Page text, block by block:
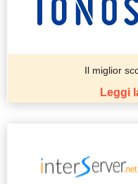
Il miglior
Leggi